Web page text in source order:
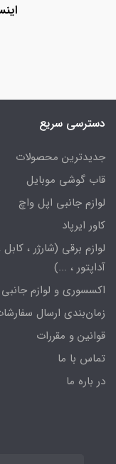
دسترسی سریع
جدیدترین محصولات
قاب گوشی موبایل
لوازم جانبی اپل واچ
کاور ایرپاد
لوازم برقی (شارژر ، کابل
آداپتور ، ...)
اکسسوری و لوازم جانبی
زمان‌بندی ارسال
قوانین و مقررات
تماس با ما
در باره ما